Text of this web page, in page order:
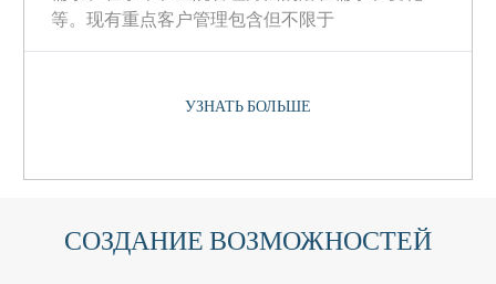
等。现有重点客户管理包含但不限于
УЗНАТЬ БОЛЬШЕ
СОЗДАНИЕ ВОЗМОЖНОСТЕЙ